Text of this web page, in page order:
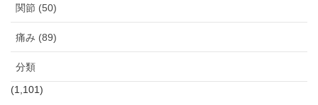
関節 (50)
痛み (89)
分類
(1,101)